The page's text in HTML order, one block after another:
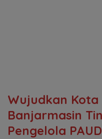
Wujudkan Kota
Banjarmasin
Pengelola